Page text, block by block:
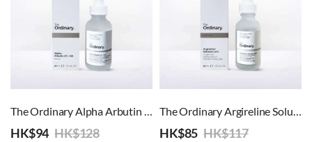
The Ordinary Alpha Arbutin 2% + HA 淡化色斑色素
HK$94 HK$128
The Ordinary Argireline Solution 10% 六勝肽抗老精華
HK$85 HK$117